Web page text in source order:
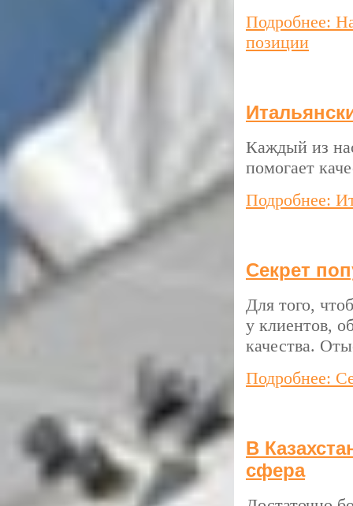
Подробнее:
позиции
Каждый из
помогает
Подробнее:
Секрет
Для того,
у клиентов,
качества.
Подробнее:
В
сфера